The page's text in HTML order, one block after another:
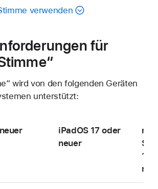
verwenden
für
wird von den folgenden Geräten
unterstützt:
iPadOS 17 oder
neuer
15